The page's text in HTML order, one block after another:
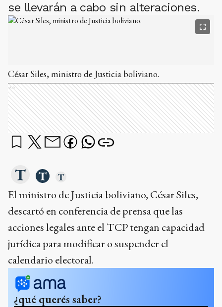
se llevarán a cabo sin alteraciones.
César Siles, ministro de Justicia boliviano.
Ads
El ministro de Justicia boliviano, César Siles,
descartó en conferencia de prensa que las
acciones legales ante el TCP tengan capacidad
jurídica para modificar o suspender el
calendario electoral.
¿qué querés saber?